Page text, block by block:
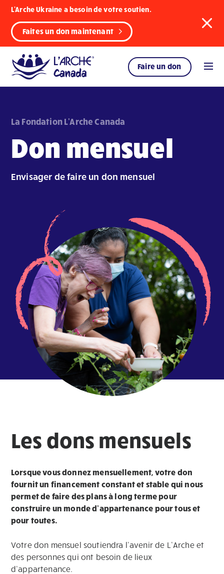
L'Arche Ukraine a besoin de votre soutien.
Faites un don maintenant
Faire un don
La Fondation L'Arche Canada
Don mensuel
Envisager de faire un don mensuel
Les dons mensuels
Lorsque vous donnez mensuellement, votre don
fournit un financement constant et stable qui nous
permet de faire des plans à long terme pour
construire un monde d’appartenance pour tous et
pour toutes.
Votre don mensuel soutiendra l’avenir de L’Arche et
des personnes qui ont besoin de lieux
d’appartenance.